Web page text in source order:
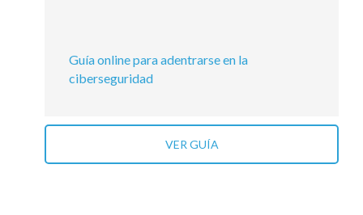
Guía online para adentrarse en la
ciberseguridad
VER GUÍA